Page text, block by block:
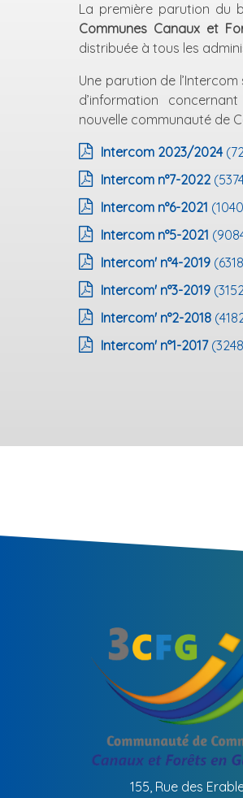
La première parution du
Communes Canaux et
distribuée à tous les
Une parution de
d’information
nouvelle communauté de
Intercom 2023/2024
Intercom n°7-2022
Intercom n°6-2021
Intercom n°5-2021
Intercom' n°4-2019
Intercom' n°3-2019
Intercom' n°2-2018
Intercom' n°1-2017
155, Rue des